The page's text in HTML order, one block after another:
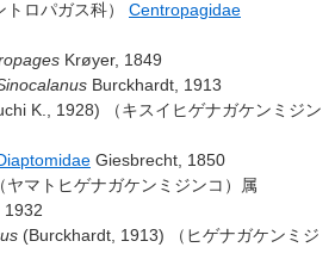
ロパガス科） Centropagidae
Krøyer, 1849
Burckhardt, 1913
K., 1928) （キスイヒゲナガケンミジン
Giesbrecht, 1850
マトヒゲナガケンミジンコ）属
1932
(Burckhardt, 1913) （ヒゲナガケンミジ